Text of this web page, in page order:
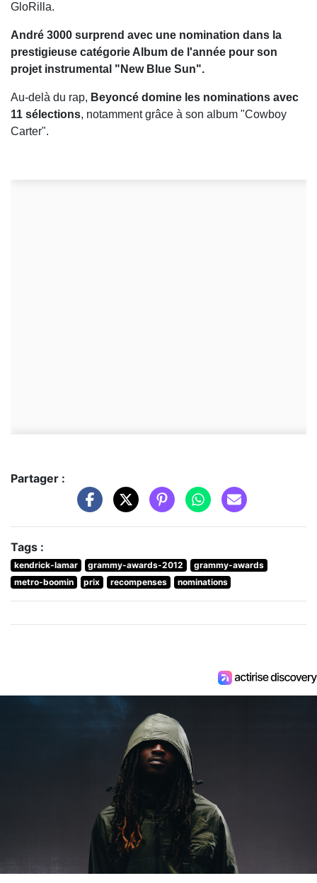
GloRilla.
André 3000 surprend avec une nomination dans la
prestigieuse catégorie Album de l'année pour son
projet instrumental "New Blue Sun".
Au-delà du rap, Beyoncé domine les nominations avec
11 sélections, notamment grâce à son album "Cowboy
Carter".
Partager :
Tags :
kendrick-lamar grammy-awards-2012
grammy-awards
metro-boomin
prix recompenses nominations